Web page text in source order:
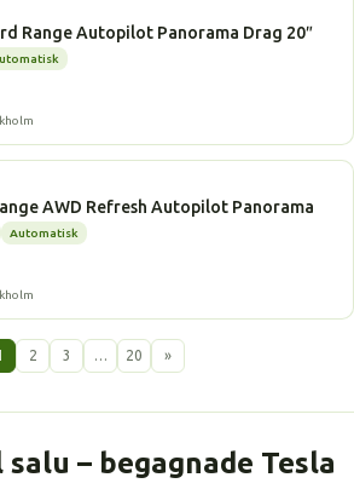
Range Autopilot Panorama Drag 20″
AWD Refresh Autopilot Panorama
Automatisk
2 3 … 20 »
– begagnade Tesla